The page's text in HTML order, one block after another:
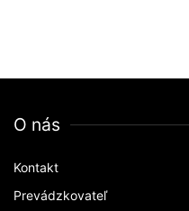
O nás
Kontakt
Prevádzkovateľ